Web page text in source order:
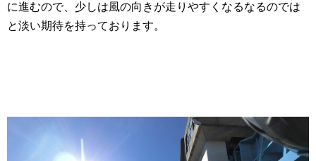
に進むので、少しは風の向きが走りやすくなるなるのでは
と淡い期待を持っております。